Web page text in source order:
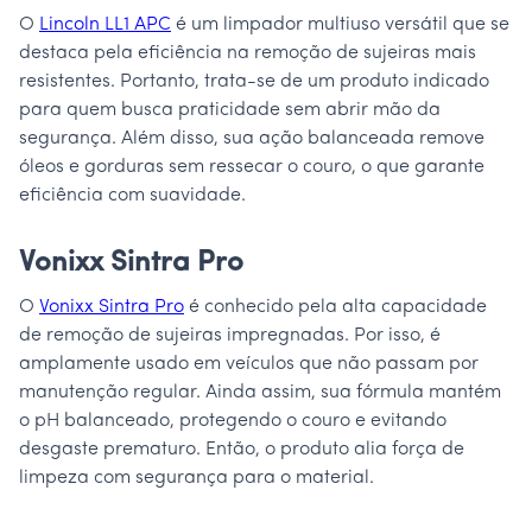
O Lincoln LL1 APC é um limpador multiuso versátil que se
destaca pela eficiência na remoção de sujeiras mais
resistentes. Portanto, trata-se de um produto indicado
para quem busca praticidade sem abrir mão da
segurança. Além disso, sua ação balanceada remove
óleos e gorduras sem ressecar o couro, o que garante
eficiência com suavidade.
Vonixx Sintra Pro
O Vonixx Sintra Pro é conhecido pela alta capacidade
de remoção de sujeiras impregnadas. Por isso, é
amplamente usado em veículos que não passam por
manutenção regular. Ainda assim, sua fórmula mantém
o pH balanceado, protegendo o couro e evitando
desgaste prematuro. Então, o produto alia força de
limpeza com segurança para o material.